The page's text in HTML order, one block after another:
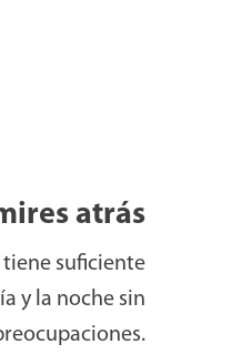
atrás
tiene suficiente
y la noche sin